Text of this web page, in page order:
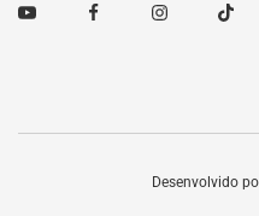
Youtube FacebookInstagram
Desenvolvido